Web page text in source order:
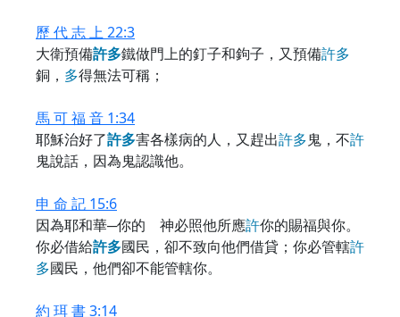
歷 代 志 上 22:3
大衛預備許多鐵做門上的釘子和鉤子，又預備許多
銅， 多得無法可稱；
馬 可 福 音 1:34
耶穌治好了許多害各樣病的人，又趕出許多鬼，不許
鬼說話，因為鬼認識他。
申 命 記 15:6
因為耶和華─你的 神必照他所應許你的賜福與你。
你必借給許多國民，卻不致向他們借貸；你必管轄許
多國民，他們卻不能管轄你。
約 珥 書 3:14